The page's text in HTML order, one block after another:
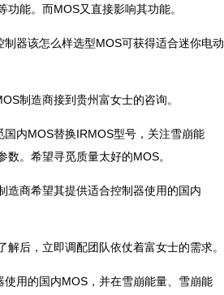
能。而MOS又直接影响其功能。
器该怎么样选型MOS可获得适合迷你电动
制造商接到贵州富女士的咨询。
国内MOS替换IRMOS型号，关注雪崩能
。希望寻觅质量太好的MOS。
造商希望其提供适合控制器使用的国内
解后，立即调配团队依仗着富女士的需求。
用的国内MOS，并在雪崩能量、雪崩能